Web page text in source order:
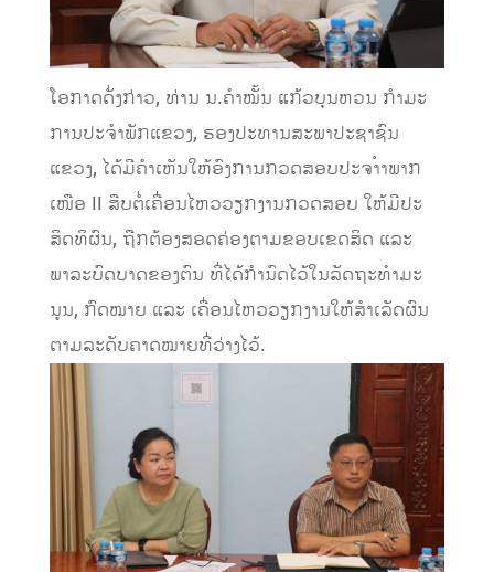
ໂອກາດດັ່ງກ່າວ, ທ່ານ ນ.ຄໍາໝັ້ນ ແກ້ວບຸນຫວນ ກໍາມະ
ການປະຈໍາພັກແຂວງ, ຮອງປະທານສະພາປະຊາຊົນ
ແຂວງ, ໄດ້ມີຄໍາເຫັນໃຫ້ອົງການກວດສອບປະຈາໍາພາກ
ເໜືອ II ສືບຕໍ່ເຄື່ອນໄຫວວຽກງານກວດສອບ ໃຫ້ມີປະ
ສິດທິຜົນ, ຖືກຕ້ອງສອດຄ່ອງຕາມຂອບເຂດສິດ ແລະ
ພາລະບົດບາດຂອງຕົນ ທີ່ໄດ້ກໍານົດໄວ້ໃນລັດຖະທໍາມະ
ນູນ, ກົດໝາຍ ແລະ ເຄື່ອນໄຫວວຽກງານໃຫ້ສໍາເລັດຜົນ
ຕາມລະດັບຄາດໝາຍທີ່ວ່າງໄວ້.